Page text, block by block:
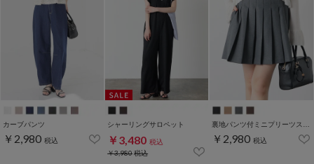
カーブパンツ
￥2,980 税込
シャーリングサロペット
￥3,480 税込
￥3,980税込
￥2,980 税込